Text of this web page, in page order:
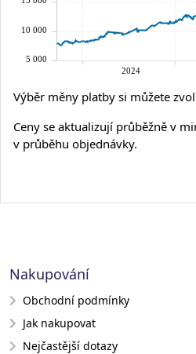
Výběr měny platby si můžete
Ceny se aktualizují průběžně v
v průběhu objednávky.
Nakupování
Obchodní podmínky
Jak nakupovat
Nejčastější dotazy